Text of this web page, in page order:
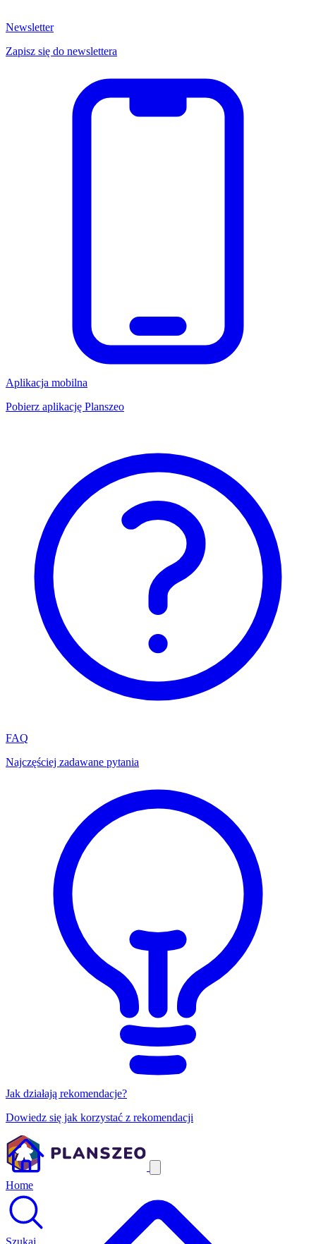
Newsletter
Zapisz się do newslettera
Aplikacja mobilna
Pobierz aplikację Planszeo
FAQ
Najczęściej zadawane pytania
Jak działają rekomendacje?
Dowiedz się jak korzystać z rekomendacji
Home
Szukaj